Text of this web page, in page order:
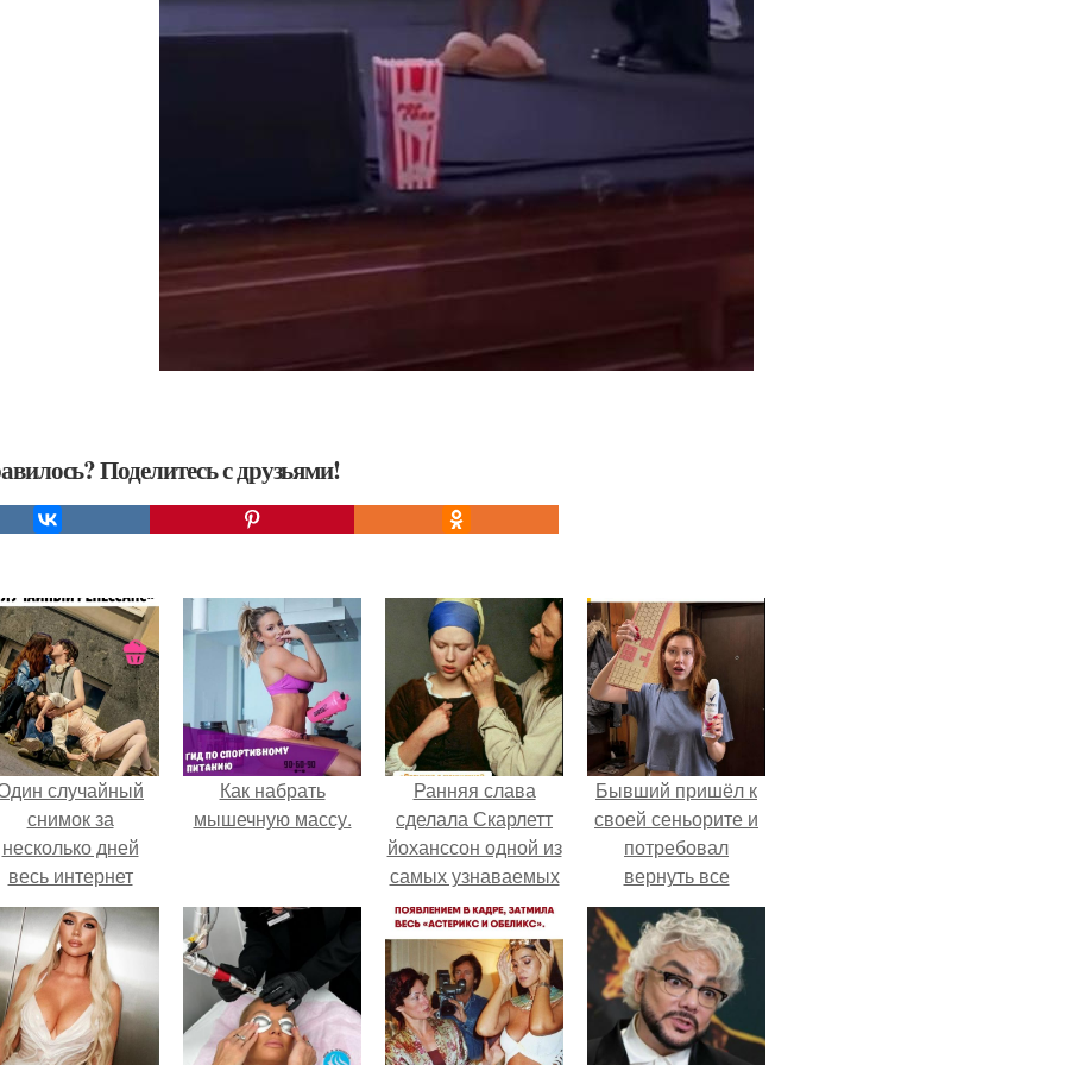
Поделитесь с друзьями!
случайный
снимок за
несколько дней
весь интернет
облетел.
Как набрать
мышечную массу.
Ранняя слава
сделала Скарлетт
йоханссон одной из
самых узнаваемых
актрис голливуда,
но за глянцевым
фасадом
скрывалась
огромная
неуверенность.
Бывший пришёл к
своей сеньорите и
потребовал
вернуть все
подарки.